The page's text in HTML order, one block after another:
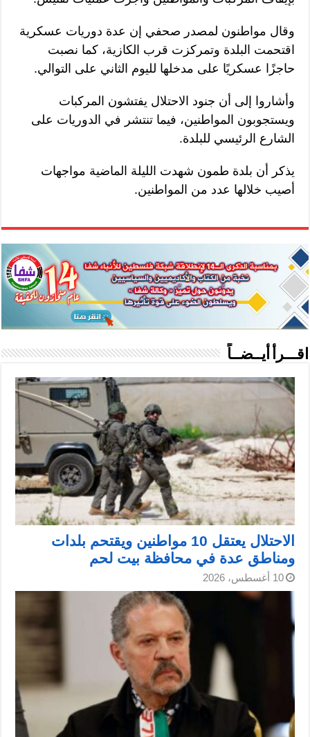
وقال مواطنون لمصدر صحفي إن عدة دوريات عسكرية
اقتحمت البلدة وتمركزت قرب الكازية، كما نصبت
حاجزًا عسكريًا على مدخلها لليوم الثاني على التوالي.
وأشاروا إلى أن جنود الاحتلال يفتشون المركبات
ويستجوبون المواطنين، فيما تنتشر في الدوريات على
الشارع الرئيسي للبلدة.
يذكر أن بلدة طمون شهدت الليلة الماضية مواجهات
أصيب خلالها عدد من المواطنين.
اقـــرأ أيــضــاً
الاحتلال يعتقل 10 مواطنين ويقتحم بلدات
ومناطق عدة في محافظة بيت لحم
10 أغسطس، 2026